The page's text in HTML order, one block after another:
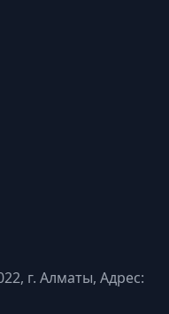
г. Алматы, Адрес: